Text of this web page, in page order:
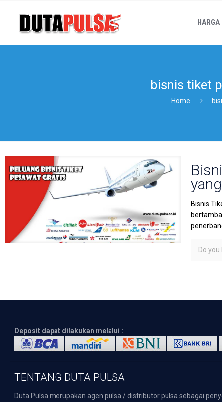
HARGA
bisnis tiket
Home
Bisnis
Do you
Deposit dapat dilakukan melalui :
TENTANG DUTA PULSA
Duta Pulsa merupakan agen pulsa / distributor pulsa sebagai